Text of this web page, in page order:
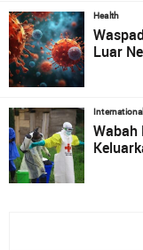
Health
Luar
International
Wabah